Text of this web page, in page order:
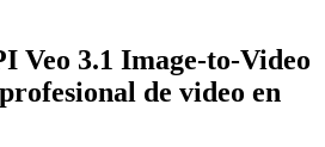
Veo 3.1 Image-to-Video
de video en